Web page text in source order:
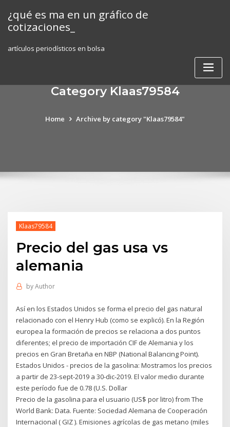
content
¿qué es ma en un gráfico de
cotizaciones_
artículos periodísticos en bolsa
Category Klaas79584
Home Archive by category "Klaas79584"
Klaas79584
Precio del gas usa vs
alemania
byAuthor
Así en los Estados Unidos se forma el precio del gas natural
relacionado con el Henry Hub (como se explicó). En la Región
europea la formación de precios se relaciona a dos puntos
diferentes; el precio de importación CIF de Alemania y los
precios en Gran Bretaña en NBP (National Balancing Point).
Estados Unidos - precios de la gasolina: Mostramos los precios
a partir de 23-sept-2019 a 30-dic-2019. El valor medio durante
este período fue de 0.78 (U.S. Dollar
Precio de la gasolina para el usuario (US$ por litro) from The
World Bank: Data. Fuente: Sociedad Alemana de Cooperación
Internacional ( GIZ ). Emisiones agrícolas de gas metano (miles